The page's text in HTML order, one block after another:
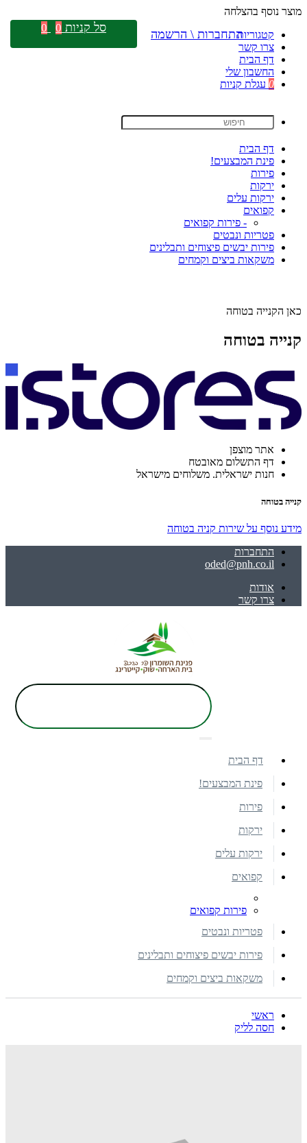
מוצר נוסף בהצלחה
קטגוריות
צרו קשר
דף הבית
החשבון שלי
0 עגלת קניות
דף הבית
פינת המבצעים!
פירות
ירקות
ירקות עלים
קפואים
- פירות קפואים
פטריות ונבטים
פירות יבשים פיצוחים ותבלינים
משקאות ביצים וקמחים
כאן הקנייה בטוחה
קנייה בטוחה
אתר מוצפן
דף התשלום מאובטח
חנות ישראלית. משלוחים מישראל
קנייה בטוחה
מידע נוסף על שירות קניה בטוחה
התחברות
oded@pnh.co.il
אודות
צרו קשר
התחברות \ הרשמה סל קניות 0
0
דף הבית
פינת המבצעים!
פירות
ירקות
ירקות עלים
קפואים
פירות קפואים
פטריות ונבטים
פירות יבשים פיצוחים ותבלינים
משקאות ביצים וקמחים
ראשי
חסה לליק